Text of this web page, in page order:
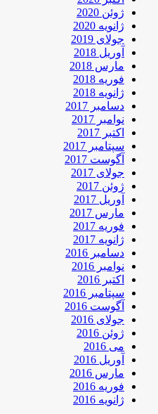
ژوئن 2020
ژانویه 2020
جولای 2019
آوریل 2018
مارس 2018
فوریه 2018
ژانویه 2018
دسامبر 2017
نوامبر 2017
اکتبر 2017
سپتامبر 2017
آگوست 2017
جولای 2017
ژوئن 2017
آوریل 2017
مارس 2017
فوریه 2017
ژانویه 2017
دسامبر 2016
نوامبر 2016
اکتبر 2016
سپتامبر 2016
آگوست 2016
جولای 2016
ژوئن 2016
می 2016
آوریل 2016
مارس 2016
فوریه 2016
ژانویه 2016